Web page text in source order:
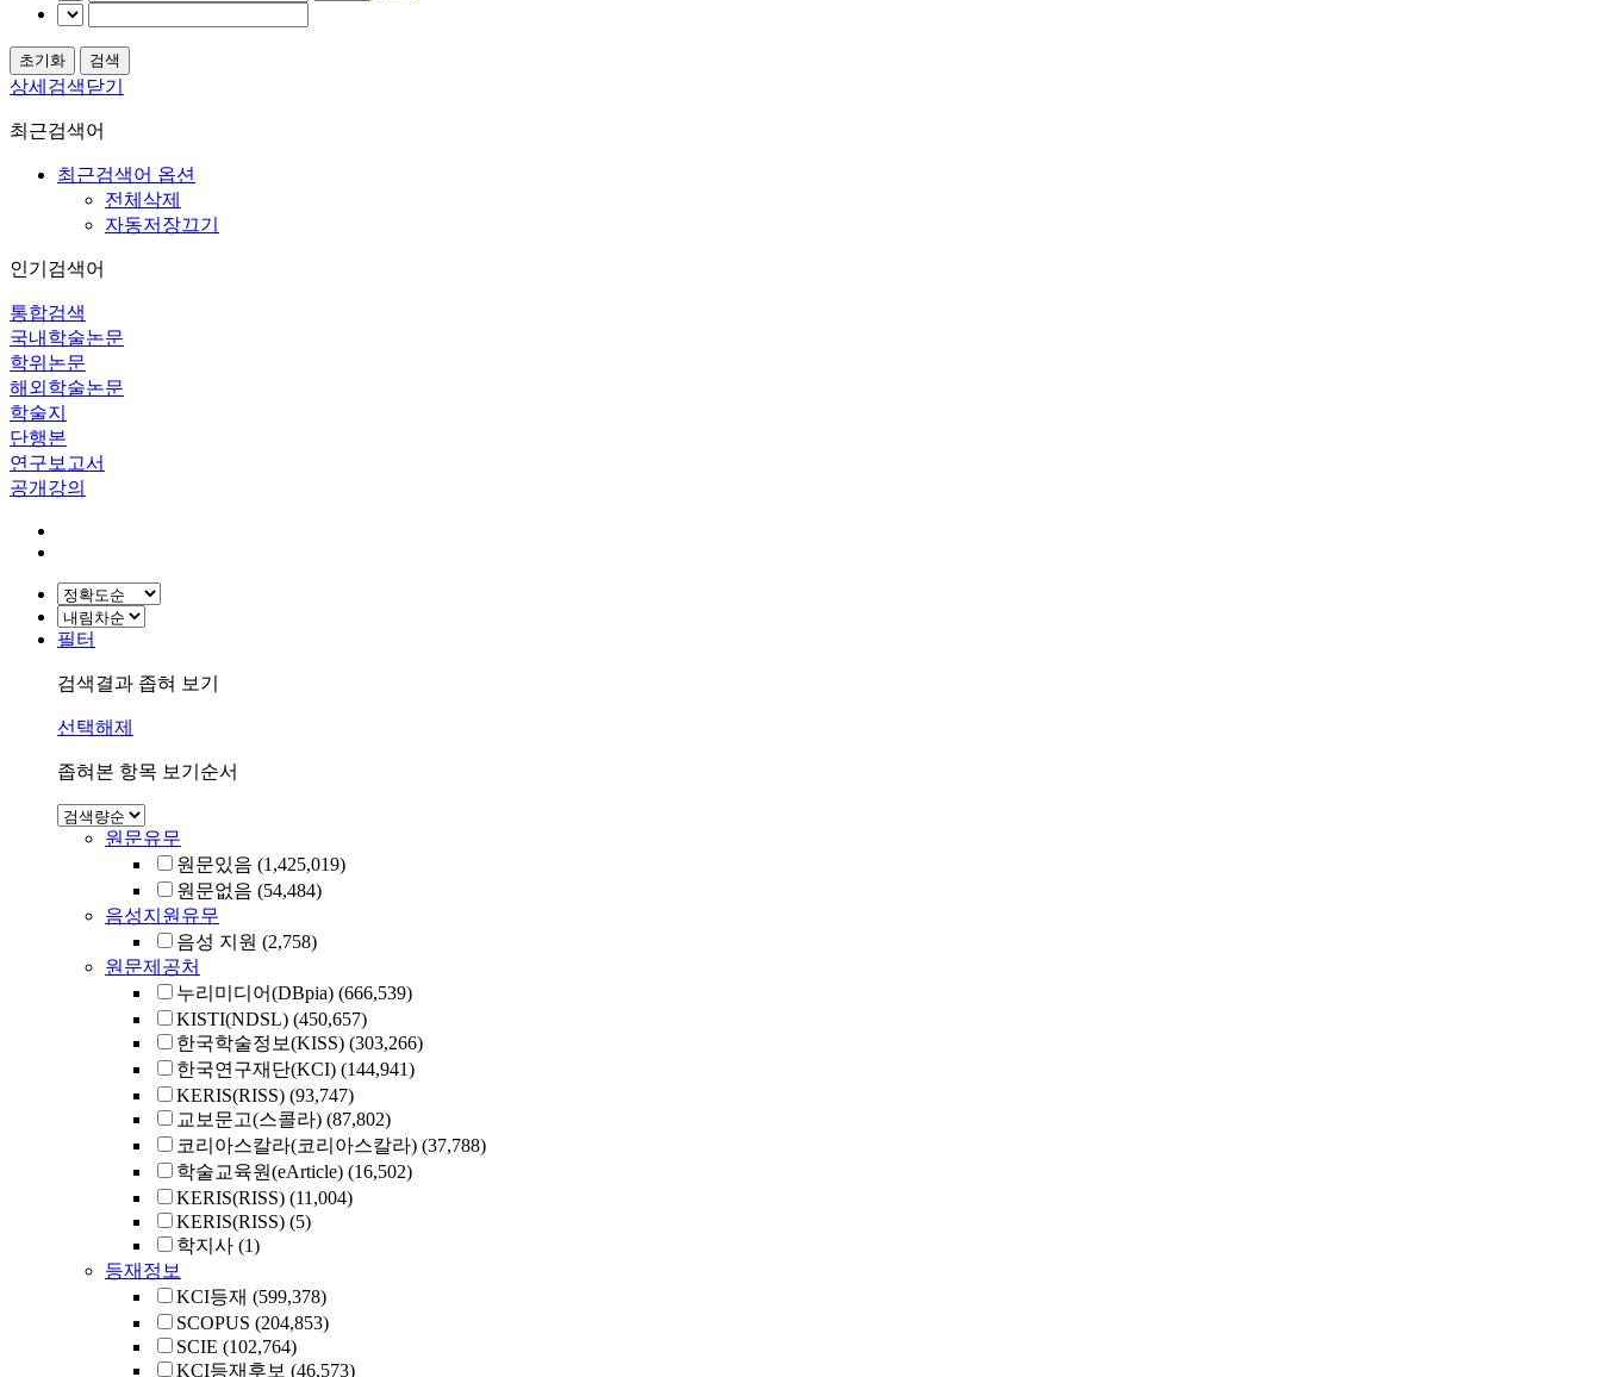
상세검색닫기
최근검색어
최근검색어 옵션
전체삭제
자동저장끄기
인기검색어
통합검색
국내학술논문
학위논문
해외학술논문
학술지
단행본
연구보고서
공개강의
필터
검색결과 좁혀 보기
선택해제
좁혀본 항목 보기순서
원문유무
원문있음 (1,425,019)
원문없음 (54,484)
음성지원유무
음성 지원 (2,758)
원문제공처
누리미디어(DBpia) (666,539)
KISTI(NDSL) (450,657)
한국학술정보(KISS) (303,266)
한국연구재단(KCI) (144,941)
KERIS(RISS) (93,747)
교보문고(스콜라) (87,802)
코리아스칼라(코리아스칼라) (37,788)
학술교육원(eArticle) (16,502)
KERIS(RISS) (11,004)
KERIS(RISS) (5)
학지사 (1)
등재정보
KCI등재 (599,378)
SCOPUS (204,853)
SCIE (102,764)
KCI등재후보 (46,573)